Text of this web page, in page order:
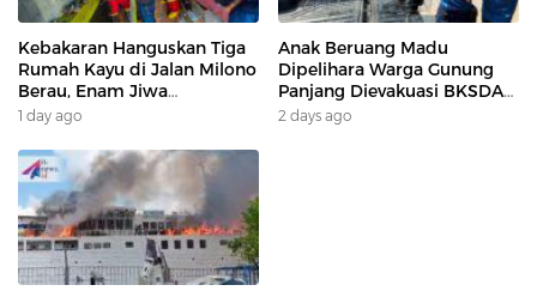
Kebakaran Hanguskan Tiga
Rumah Kayu di Jalan Milono
Berau, Enam Jiwa
Terdampak
1 day ago
Anak Beruang Madu
Dipelihara Warga Gunung
Panjang Dievakuasi BKSDA
Dan DAMKAR
2 days ago